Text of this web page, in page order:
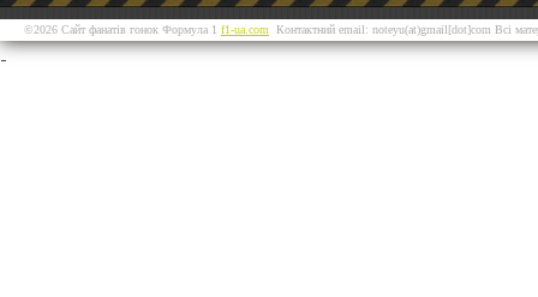
©2026 Сайт фанатів гонок Формула 1 f1-ua.com Контактний email: noteyu(at)gmail[dot]com Всі